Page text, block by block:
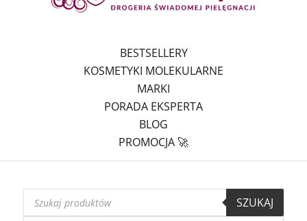
BESTSELLERY
KOSMETYKI MOLEKULARNE
MARKI
PORADA EKSPERTA
BLOG
PROMOCJA 🚀
Wyszukiwarka
produktów
SZUKAJ